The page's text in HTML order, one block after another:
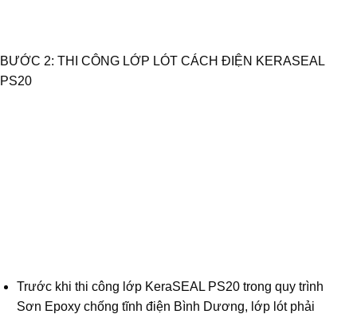
BƯỚC 2: THI CÔNG LỚP LÓT CÁCH ĐIỆN KERASEAL
PS20
Trước khi thi công lớp KeraSEAL PS20 trong quy trình
Sơn Epoxy chống tĩnh điện Bình Dương, lớp lót phải